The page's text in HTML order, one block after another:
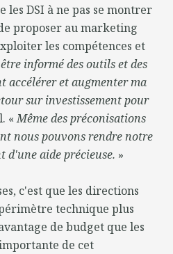
les DSI à ne pas se montrer
proposer au marketing
les compétences et
informé des outils et des
accélérer et augmenter ma
sur investissement pour
«Même des préconisations
nous pouvons rendre notre
d'une aide précieuse. »
c'est que les directions
technique plus
de budget que les
de cet